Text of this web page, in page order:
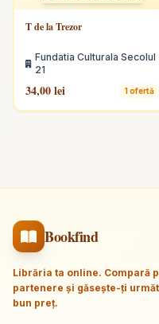
T de la Trezor
Fundatia Culturala Secolul
21
34,00 lei 1 ofertă
Bookfind
Librăria ta online. Compară
partenere și găsește-ți
bun preț.